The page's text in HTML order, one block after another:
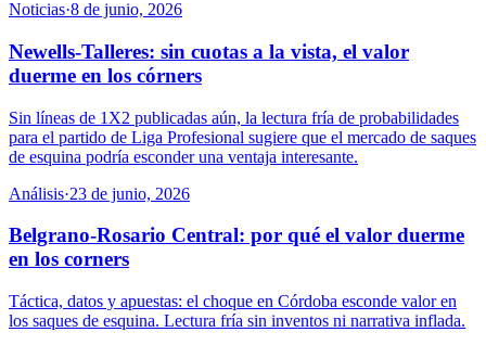
Noticias·8 de junio, 2026
Newells-Talleres: sin cuotas a la vista, el valor
duerme en los córners
Sin líneas de 1X2 publicadas aún, la lectura fría de probabilidades
para el partido de Liga Profesional sugiere que el mercado de saques
de esquina podría esconder una ventaja interesante.
Análisis·23 de junio, 2026
Belgrano-Rosario Central: por qué el valor duerme
en los corners
Táctica, datos y apuestas: el choque en Córdoba esconde valor en
los saques de esquina. Lectura fría sin inventos ni narrativa inflada.